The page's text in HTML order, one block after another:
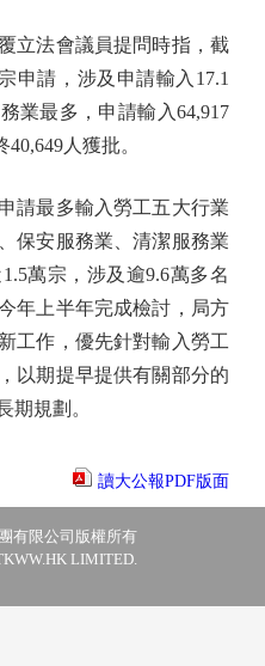
法會議員提問時指，截
申請，涉及申請輸入17.1
業最多，申請輸入64,917
人獲批。
最多輸入勞工五大行業
保安服務業、清潔服務業
萬宗，涉及逾9.6萬多名
年上半年完成檢討，局方
工作，優先針對輸入勞工
以期提早提供有關部分的
期規劃。
讀大公報PDF版面
有限公司版權所有
LIMITED.